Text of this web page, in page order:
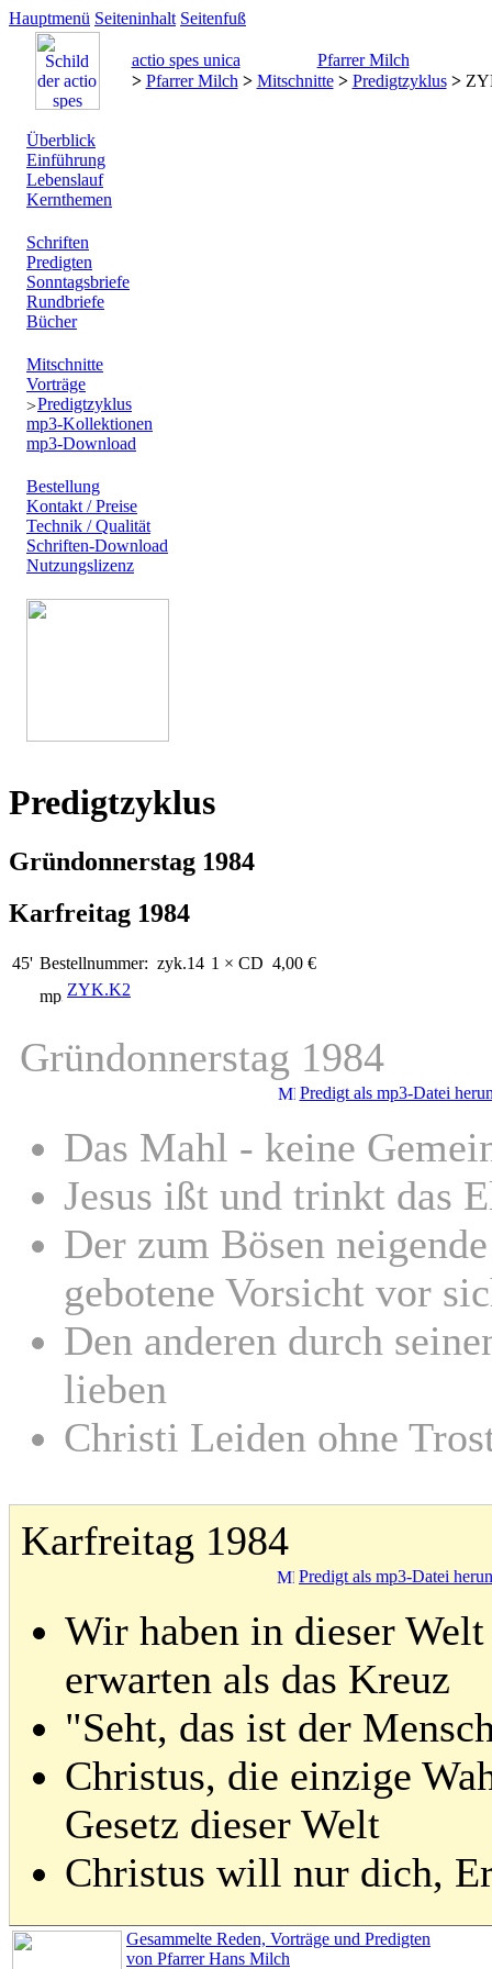
Hauptmenü Seiteninhalt Seitenfuß
actio spes unica
Pfarrer Milch
> Pfarrer Milch > Mitschnitte > Predigtzyklus >
Überblick
Einführung
Lebenslauf
Kernthemen
Schriften
Predigten
Sonntagsbriefe
Rundbriefe
Bücher
Mitschnitte
Vorträge
Predigtzyklus
mp3-Kollektionen
mp3-Download
Bestellung
Kontakt / Preise
Technik / Qualität
Schriften-Download
Nutzungslizenz
Predigtzyklus
Gründonnerstag 1984
Karfreitag 1984
45' Bestellnummer: zyk.14 1 × CD 4,00 €
ZYK.K2
Gründonnerstag 1984
Predigt als mp3-Datei
Das Mahl - keine
Jesus ißt und trinkt das
Der zum Bösen
gebotene Vorsicht vor
Den anderen durch
lieben
Christi Leiden ohne
Karfreitag 1984
Predigt als mp3-Datei
Wir haben in dieser
erwarten als das Kreuz
"Seht, das ist der
Christus, die einzige
Gesetz dieser Welt
Christus will nur dich,
Gesammelte Reden, Vorträge und Predigten
von Pfarrer Hans Milch